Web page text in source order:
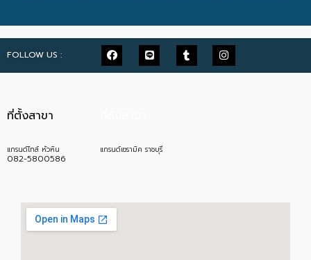
FOLLOW US :
ที่ตั้งสาขา
แกรนด์ไทล์ หัวหิน
082-5800586
แกรนด์เซรามิค ราชบุรี